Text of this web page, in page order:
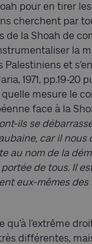
pour en tirer
cherchent par
de la Shoah de
la
et
1971, pp.19-20
mesure le
face à la
ils se
car il nous
au nom de la
de tous. Il
eux-mêmes des
l’extrême
différentes,